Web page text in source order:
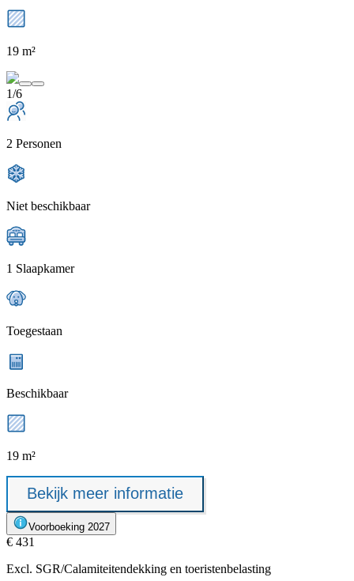
19 m²
1/6
2 Personen
Niet beschikbaar
1 Slaapkamer
Toegestaan
Beschikbaar
19 m²
Bekijk meer informatie
Voorboeking 2027
€ 431
Excl. SGR/Calamiteitendekking en toeristenbelasting